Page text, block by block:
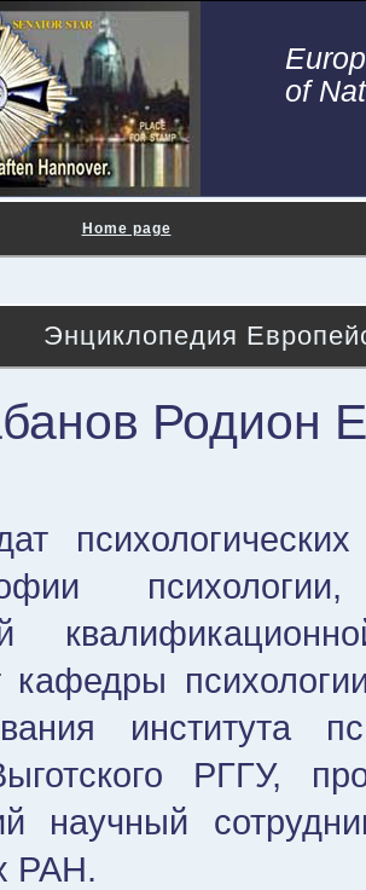
of
Home page
Энциклопедия
Родион
кафедры
института
РГГУ,
научный
РАН.